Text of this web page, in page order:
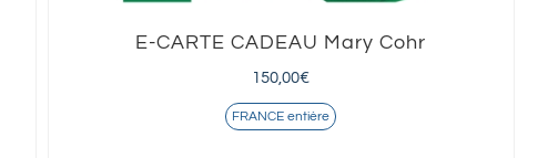
E-CARTE CADEAU Mary Cohr
150,00€
FRANCE entière